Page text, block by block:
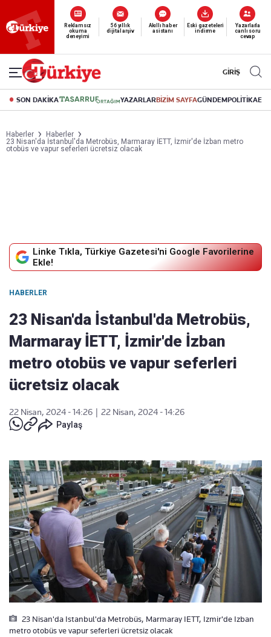
Yeni nesil dijital
abonelik 19 TL’den başlayan fiyatlarla.
GİRİŞ
SON DAKİKA YAZARLARBİZİM SAYFAGÜNDEMPOLİTİKA
Haberler
Haberler
23 Nisan'da İstanbul'da Metrobüs, Marmaray İETT, İzmir'de İzban metro
otobüs ve vapur seferleri ücretsiz olacak
Linke Tıkla, Türkiye Gazetesi'ni Google Favorilerine
Ekle!
HABERLER
23 Nisan'da İstanbul'da Metrobüs,
Marmaray İETT, İzmir'de İzban
metro otobüs ve vapur seferleri
ücretsiz olacak
22 Nisan, 2024 - 14:26
22 Nisan, 2024 - 14:26
Paylaş
23 Nisan'da Istanbul'da Metrobüs, Marmaray IETT, Izmir'de Izban
metro otobüs ve vapur seferleri ücretsiz olacak